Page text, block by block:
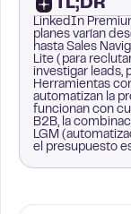
TL;DR
LinkedIn
planes varían
hasta Sales
Lite (para
investigar leads,
Herramientas
automatizan la
funcionan con
B2B, la
LGM
el presupuesto